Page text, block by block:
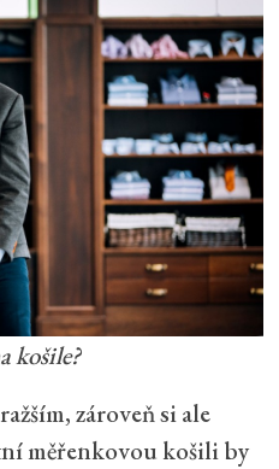
košile?
zároveň si ale
měřenkovou košili by